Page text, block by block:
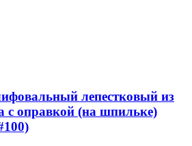
лепестковый из
с оправкой (на шпильке)